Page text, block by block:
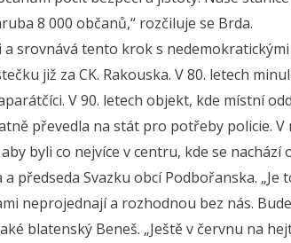
8 000 občanů,“ rozčiluje se Brda.
a srovnává tento krok s
již za CK. Rakouska. V 80. letech
V 90. letech objekt, kde místní
převedla na stát pro potřeby policie.
byli co nejvíce v centru, kde se nachází
předseda Svazku obcí Podbořanska. „Je
neprojednají a rozhodnou bez nás.
blatenský Beneš. „Ještě v červnu na